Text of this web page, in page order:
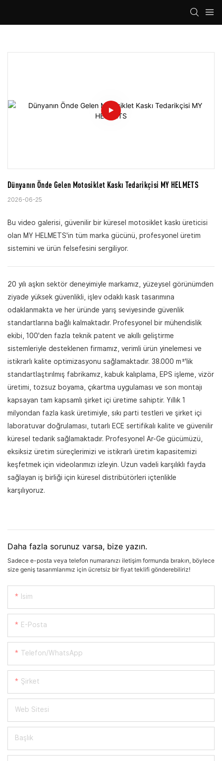
Dünyanın Önde Gelen Motosiklet Kaskı Tedarikçisi MY HELMETS
2026-06-25
Bu video galerisi, güvenilir bir küresel motosiklet kaskı üreticisi
olan MY HELMETS'in tüm marka gücünü, profesyonel üretim
sistemini ve ürün felsefesini sergiliyor.
20 yılı aşkın sektör deneyimiyle markamız, yüzeysel görünümden
ziyade yüksek güvenlikli, işlev odaklı kask tasarımına
odaklanmakta ve her üründe yarış seviyesinde güvenlik
standartlarına bağlı kalmaktadır. Profesyonel bir mühendislik
ekibi, 100'den fazla teknik patent ve akıllı geliştirme
sistemleriyle desteklenen firmamız, verimli ürün yinelemesi ve
istikrarlı kalite optimizasyonu sağlamaktadır. 38.000 m²'lik
standartlaştırılmış fabrikamız, kabuk kalıplama, EPS işleme, vizör
üretimi, tozsuz boyama, çıkartma uygulaması ve son montajı
kapsayan tam kapsamlı şirket içi üretime sahiptir. Yıllık 1
milyondan fazla kask üretimiyle, sıkı parti testleri ve şirket içi
laboratuvar doğrulaması, tutarlı ECE sertifikalı kalite ve güvenilir
küresel tedarik sağlamaktadır. Profesyonel Ar-Ge gücümüzü,
eksiksiz üretim süreçlerimizi ve istikrarlı üretim kapasitemizi
keşfetmek için videolarımızı izleyin. Uzun vadeli karşılıklı fayda
sağlayan iş birliği için küresel distribütörleri içtenlikle
karşılıyoruz.
Daha fazla sorunuz varsa, bize yazın.
Sadece e-posta veya telefon numaranızı iletişim formunda bırakın, böylece
size geniş tasarımlarımız için ücretsiz bir fiyat teklifi gönderebiliriz!
Isim
E-Posta
Telefon/WhatsApp
Şirket
Web Sitesi
Başlık